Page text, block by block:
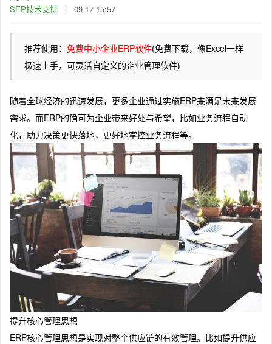
SEP技术支持 | 09-17 15:57
推荐使用： 免费中小企业ERP软件(免费下载，像Excel一样
极速上手，可灵活自定义的企业管理软件)
随着全球经济的迅速发展，更多企业通过实施ERP来满足未来发展
需求。而ERP的确可为企业带来好处与希望，比如业务流程自动
化，助力决策更快落地，更好地掌控业务流程等。
提升核心管理思想
ERP核心管理思想是实现对整个供应链的有效管理。比如提升供应